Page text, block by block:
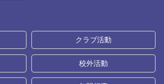
クラブ活動
校外活動